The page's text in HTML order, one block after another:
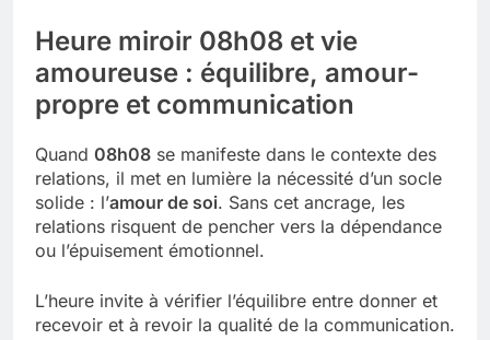
Heure miroir 08h08 et vie
amoureuse : équilibre, amour-
propre et communication
Quand 08h08 se manifeste dans le contexte des
relations, il met en lumière la nécessité d’un socle
solide : l’amour de soi. Sans cet ancrage, les
relations risquent de pencher vers la dépendance
ou l’épuisement émotionnel.
L’heure invite à vérifier l’équilibre entre donner et
recevoir et à revoir la qualité de la communication.